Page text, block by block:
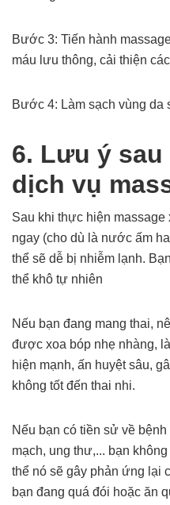
Bước 3: Tiến hành
máu lưu thông, cải thiện
Bước 4: Làm sạch vùng da
6. Lưu ý
dịch vụ
Sau khi thực hiện
ngay (cho dù là nước ấm
thể sẽ dễ bị nhiễm lạnh.
thể khô tự nhiên
Nếu bạn đang mang thai,
được xoa bóp nhẹ nhàng,
hiện mạnh, ấn huyệt sâu,
không tốt đến thai nhi.
Nếu bạn có tiền sử về
mạch, ung thư,... bạn
thể nó sẽ gây phản ứng lại
bạn đang quá đói hoặc ăn